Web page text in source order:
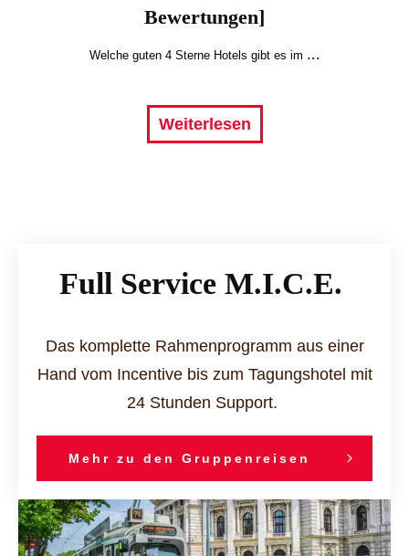
Bewertungen]
Welche guten 4 Sterne Hotels gibt es im ...
Weiterlesen
Full Service M.I.C.E.
Das komplette Rahmenprogramm aus einer
Hand vom Incentive bis zum Tagungshotel mit
24 Stunden Support.
Mehr zu den Gruppenreisen